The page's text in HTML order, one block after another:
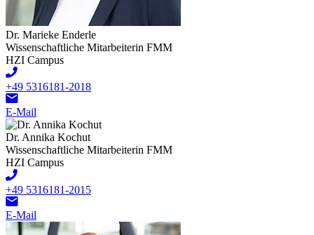
Dr. Marieke Enderle
Wissenschaftliche Mitarbeiterin FMM
HZI Campus
+49 5316181-2018
E-Mail
Dr. Annika Kochut
Wissenschaftliche Mitarbeiterin FMM
HZI Campus
+49 5316181-2015
E-Mail